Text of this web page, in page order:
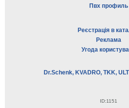
Пвх профиль
Реєстрація в
Реклама
Угода
Dr.Schenk, KVADRO, TKK,
ID:1151